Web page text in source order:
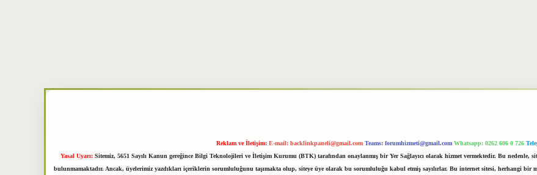
Reklam ve İletişim: E-mail: backlinkpaneli@gmail.com Teams: forumhizmeti@gmail.com Whatsapp: 0262 606 0 726
Yasal Uyarı: Sitemiz, 5651 Sayılı Kanun gereğince Bilgi Teknolojileri ve İletişim Kurumu (BTK) tarafından onaylanmış bir Yer Sağlayıcı olarak hizmet vermektedir. Bu
bulunmamaktadır. Ancak, üyelerimiz yazdıkları içeriklerin sorumluluğunu taşımakta olup, siteye üye olarak bu sorumluluğu kabul etmiş sayılırlar. Bu internet sitesi, herhangi bir